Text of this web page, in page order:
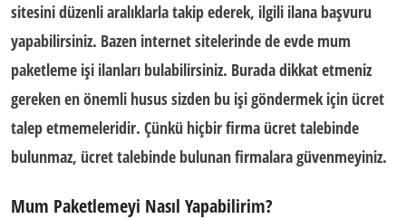
sitesini düzenli aralıklarla takip ederek, ilgili ilana başvuru
yapabilirsiniz. Bazen internet sitelerinde de evde mum
paketleme işi ilanları bulabilirsiniz. Burada dikkat etmeniz
gereken en önemli husus sizden bu işi göndermek için ücret
talep etmemeleridir. Çünkü hiçbir firma ücret talebinde
bulunmaz, ücret talebinde bulunan firmalara güvenmeyiniz.
Mum Paketlemeyi Nasıl Yapabilirim?